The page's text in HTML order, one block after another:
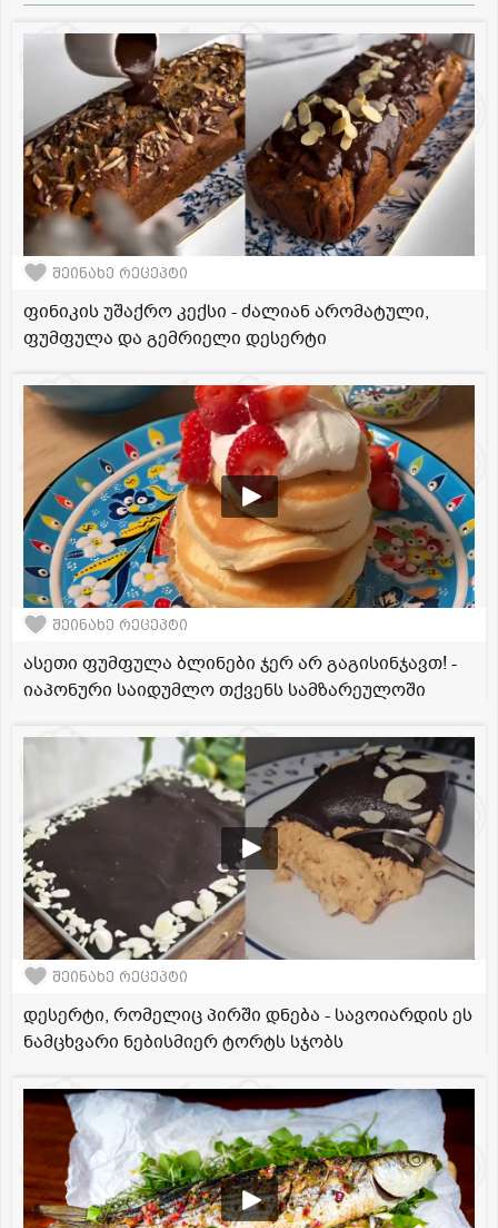
შეინახე რეცეპტი
ფინიკის უშაქრო კექსი - ძალიან არომატული,
ფუმფულა და გემრიელი დესერტი
შეინახე რეცეპტი
ასეთი ფუმფულა ბლინები ჯერ არ გაგისინჯავთ! -
იაპონური საიდუმლო თქვენს სამზარეულოში
შეინახე რეცეპტი
დესერტი, რომელიც პირში დნება - სავოიარდის ეს
ნამცხვარი ნებისმიერ ტორტს სჯობს